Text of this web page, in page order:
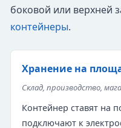
боковой или верхней
контейнеры.
Хранение на
Склад, производство,
Контейнер ставят на
подключают к